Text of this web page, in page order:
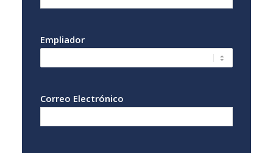
Empliador
Correo Electrónico